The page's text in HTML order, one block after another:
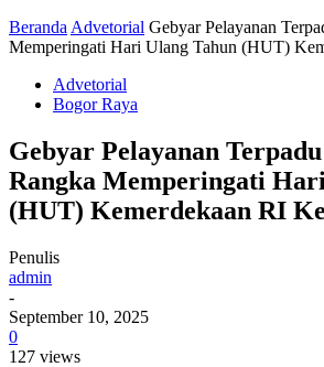
Beranda Advetorial Gebyar Pelayanan
Memperingati Hari Ulang Tahun (HUT)
Advetorial
Bogor Raya
Gebyar Pelayanan
Rangka Memperingati
(HUT) Kemerdekaan RI
Penulis
admin
-
September 10, 2025
0
127 views